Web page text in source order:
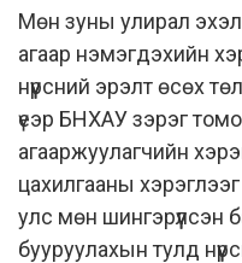
Мөн зуны улирал
агаар нэмэгдэхийн
нүүрсний эрэлт өсөх
үеэр БНХАУ зэрэг
агааржуулагчийн
цахилгааны
улс мөн шингэрүүлсэн
бууруулахын тулд